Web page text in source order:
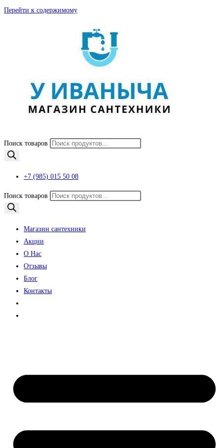
Перейти к содержимому
Поиск товаров
+7 (985) 015 50 08
Поиск товаров
Магазин сантехники
Акции
О Нас
Отзывы
Блог
Контакты